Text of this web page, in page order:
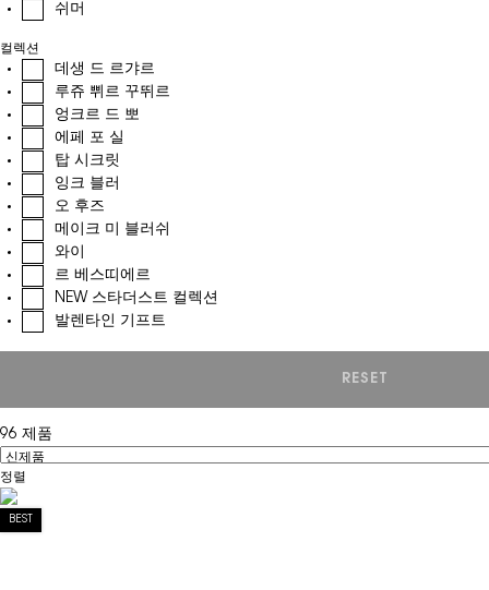
쉬머
컬렉션
데생 드 르갸르
루쥬 쀠르 꾸뛰르
엉크르 드 뽀
에페 포 실
탑 시크릿
잉크 블러
오 후즈
메이크 미 블러쉬
와이
르 베스띠에르
NEW 스타더스트 컬렉션
발렌타인 기프트
RESET
96 제품
정렬
Filter menu
BEST